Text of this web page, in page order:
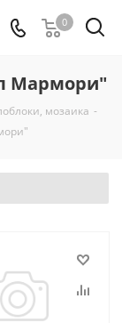
0
Мармори"
мозаика -